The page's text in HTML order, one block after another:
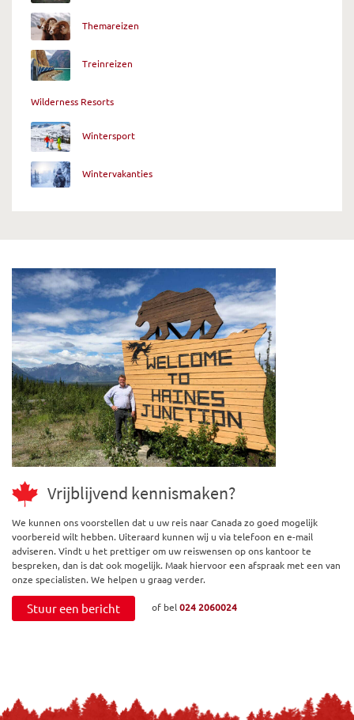
Themareizen
Treinreizen
Wilderness Resorts
Wintersport
Wintervakanties
Vrijblijvend kennismaken?
We kunnen ons voorstellen dat u uw reis naar Canada zo goed mogelijk
voorbereid wilt hebben. Uiteraard kunnen wij u via telefoon en e-mail
adviseren. Vindt u het prettiger om uw reiswensen op ons kantoor te
bespreken, dan is dat ook mogelijk. Maak hiervoor een afspraak met een van
onze specialisten. We helpen u graag verder.
Stuur een bericht of bel024 2060024